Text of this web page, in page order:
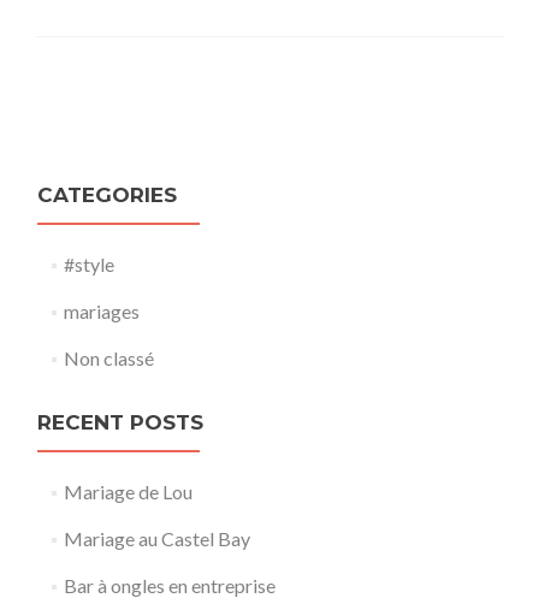
CATEGORIES
#style
mariages
Non classé
RECENT POSTS
Mariage de Lou
Mariage au Castel Bay
Bar à ongles en entreprise